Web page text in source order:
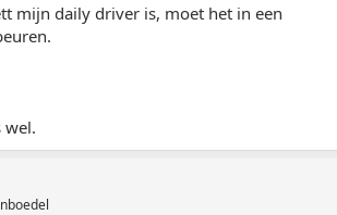
mijn daily driver is, moet het in een
wel.